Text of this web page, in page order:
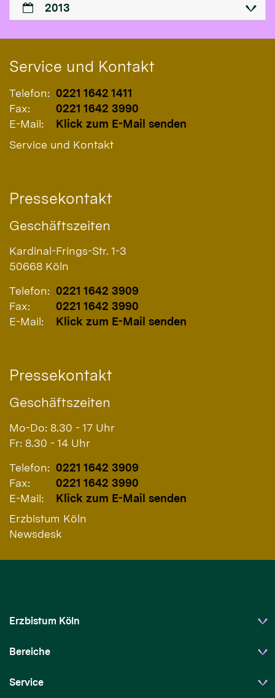
2013
Service und Kontakt
Telefon: 0221 1642 1411
Fax:
0221 1642 3990
E-Mail:
Klick zum E-Mail senden
Service und Kontakt
Pressekontakt
Geschäftszeiten
Kardinal-Frings-Str. 1-3
50668 Köln
Telefon: 0221 1642 3909
Fax:
0221 1642 3990
E-Mail:
Klick zum E-Mail senden
Pressekontakt
Geschäftszeiten
Mo-Do: 8.30 - 17 Uhr
Fr: 8.30 - 14 Uhr
Telefon: 0221 1642 3909
Fax:
0221 1642 3990
E-Mail:
Klick zum E-Mail senden
Erzbistum Köln
Newsdesk
Erzbistum Köln
Bereiche
Service